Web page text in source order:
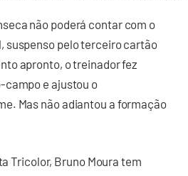
não poderá contar com o
suspenso pelo terceiro cartão
apronto, o treinador fez
campo e ajustou o
Mas não adiantou a formação
Tricolor, Bruno Moura tem